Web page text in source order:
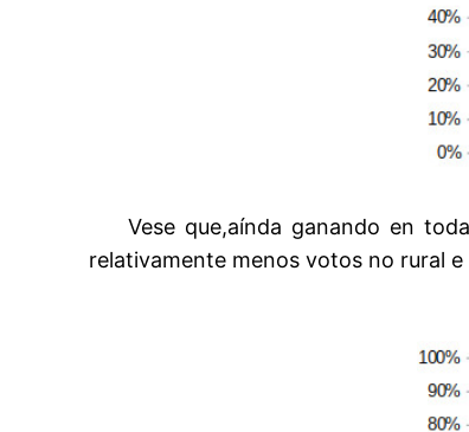
Vese que,aínda ganando en
relativamente menos votos no rural e